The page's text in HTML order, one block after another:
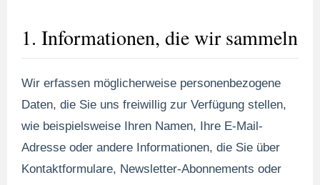
1. Informationen, die wir sammeln
Wir erfassen möglicherweise personenbezogene
Daten, die Sie uns freiwillig zur Verfügung stellen,
wie beispielsweise Ihren Namen, Ihre E-Mail-
Adresse oder andere Informationen, die Sie über
Kontaktformulare, Newsletter-Abonnements oder